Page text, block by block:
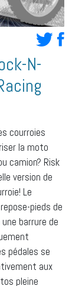
N-
courroies
la moto
camion? Risk
version de
Le
pieds de
barrure de
pédales se
aux
pleine